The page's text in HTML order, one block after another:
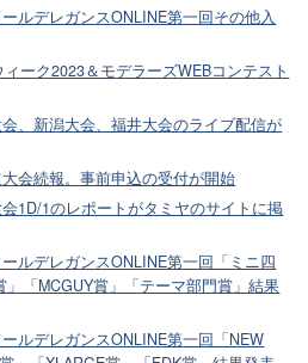
ルデレガンスONLINE第一回その他入
ーク2023＆モデラーズWEBコンテスト
、新潟大会、福井大会のライブ配信が
会続報。事前申込の受付が開始
1D/1のレポートがタミヤのサイトに掲
ルデレガンスONLINE第一回「ミニ四
」「MCGUY賞」「テーマ部門賞」結果
ルデレガンスONLINE第一回「NEW